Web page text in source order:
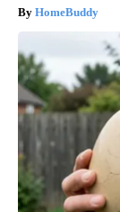
HomeBuddy